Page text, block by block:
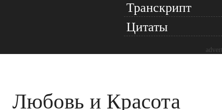
Транскрипт
Цитаты
Любовь и Красота